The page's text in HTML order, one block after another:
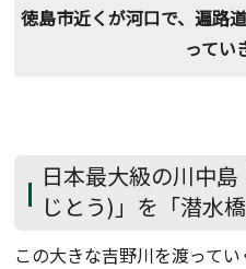
徳島市近くが河口で、遍路
ってい
日本最大級の川中
じとう)」を「潜水
この大きな吉野川を渡って